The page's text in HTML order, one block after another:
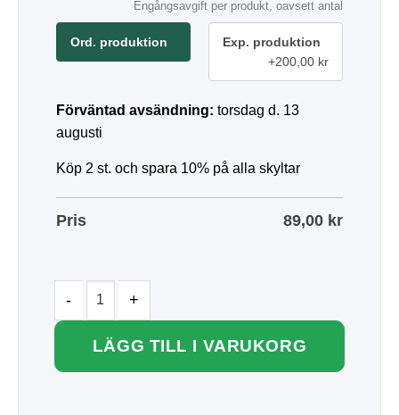
Engångsavgift per produkt, oavsett antal
Ord. produktion
Exp. produktion
+200,00 kr
Förväntad avsändning: torsdag d. 13
augusti
Köp 2 st. och spara 10% på alla skyltar
Pris 89,00 kr
LÄGG TILL I VARUKORG